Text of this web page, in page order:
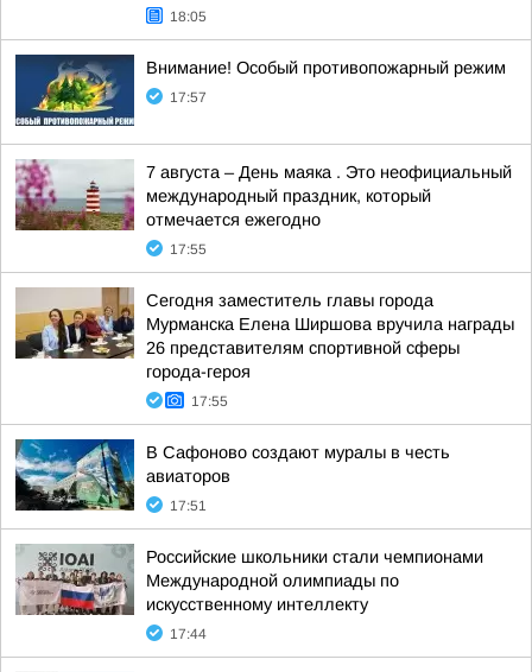
18:05
Внимание! Особый противопожарный режим
17:57
7 августа – День маяка . Это неофициальный
международный праздник, который
отмечается ежегодно
17:55
Сегодня заместитель главы города
Мурманска Елена Ширшова вручила награды
26 представителям спортивной сферы
города-героя
17:55
В Сафоново создают муралы в честь
авиаторов
17:51
Российские школьники стали чемпионами
Международной олимпиады по
искусственному интеллекту
17:44